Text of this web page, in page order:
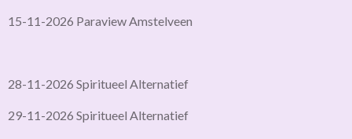
15-11-2026 Paraview Amstelveen
28-11-2026 Spiritueel Alternatief
29-11-2026 Spiritueel Alternatief